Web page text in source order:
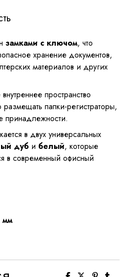
замками с ключом, что
хранение документов,
материалов и других
пространство
размещать папки-регистраторы,
принадлежности.
в двух универсальных
дуб и белый, которые
в современный офисный
мм